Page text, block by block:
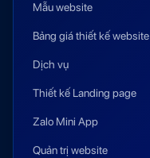
Mẫu website
Bảng giá thiết kế website
Dịch vụ
Thiết kế Landing page
Zalo Mini App
Quản trị website